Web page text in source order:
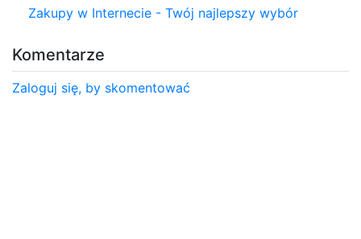
Zakupy w Internecie - Twój najlepszy wybór
Komentarze
Zaloguj się, by skomentować